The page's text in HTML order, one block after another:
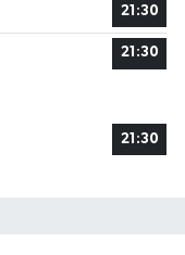
21:30
21:30
21:30